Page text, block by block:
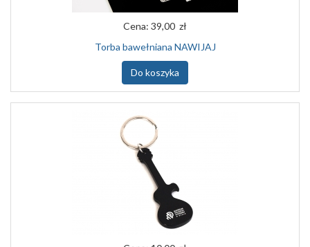
Cena: 39,00 zł
Torba bawełniana NAWIJAJ
Do koszyka